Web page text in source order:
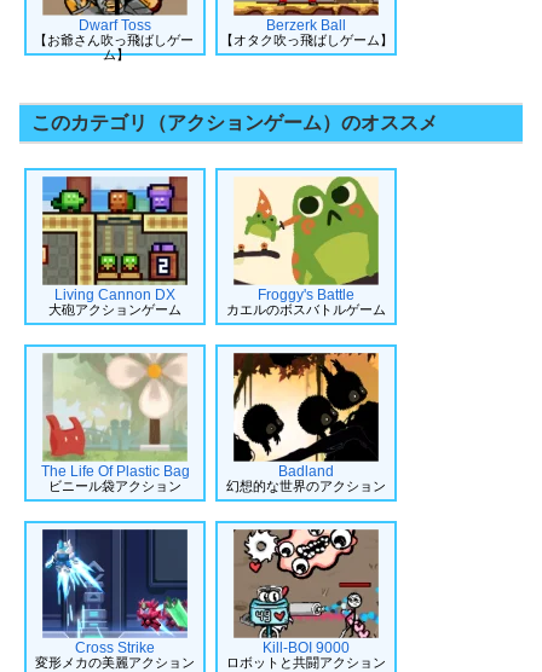
Dwarf Toss
【お爺さん吹っ飛ばしゲー
ム】
Berzerk Ball
【オタク吹っ飛ばしゲーム】
このカテゴリ（アクションゲーム）のオススメ
Living Cannon DX
大砲アクションゲーム
Froggy's Battle
カエルのボスバトルゲーム
The Life Of Plastic Bag
ビニール袋アクション
Badland
幻想的な世界のアクション
Cross Strike
変形メカの美麗アクション
Kill-BOI 9000
ロボットと共闘アクション